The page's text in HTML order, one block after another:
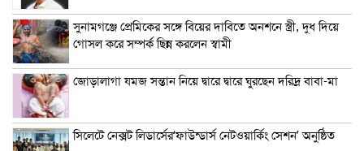
সুনামগঞ্জে প্রেমিকের সঙ্গে বিয়ের দাবিতে অনশনে স্ত্রী, দুধ দিয়ে
গোসল করে সম্পর্ক ছিন্ন করলেন স্বামী
জোড়ালাগা যমজ সন্তান নিয়ে দ্বারে দ্বারে ঘুরছেন দরিদ্র বাবা-মা
সিলেটে নেক্সট লিডার্সের‘ফাউন্ডার্স নেটওয়ার্কিং সেশন’ অনুষ্ঠিত